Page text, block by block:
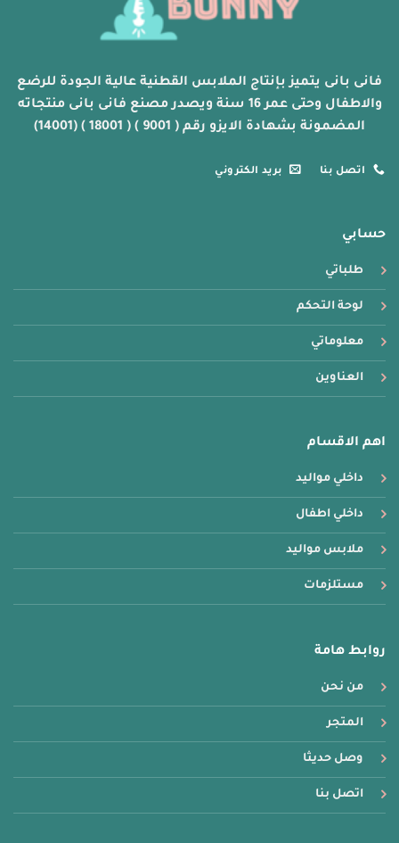
على
فانى بانى يتميز بإنتاج الملابس القطنية عالية الجودة للرضع
والاطفال وحتى عمر 16 سنة ويصدر مصنع فانى بانى منتجاته
المضمونة بشهادة الايزو رقم ( 9001 ) ( 18001 ) (14001)
اتصل بنا بريد الكتروني
حسابي
طلباتي
لوحة التحكم
معلوماتي
العناوين
اهم الاقسام
داخلي مواليد
داخلي اطفال
ملابس مواليد
مستلزمات
روابط هامة
من نحن
المتجر
وصل حديثا
اتصل بنا